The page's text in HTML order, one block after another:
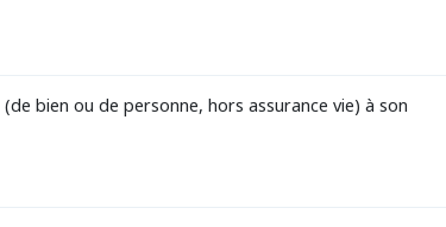
bien ou de personne, hors assurance vie) à son